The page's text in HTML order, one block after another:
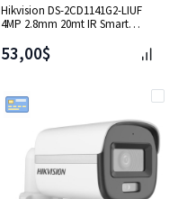
Hikvision DS-2CD1141G2-LIUF
4MP 2.8mm 20mt IR Smart
53,00$